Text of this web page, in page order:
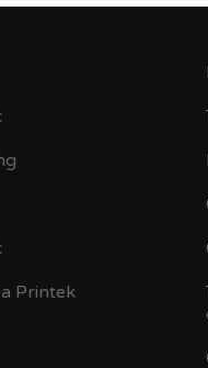
Printek